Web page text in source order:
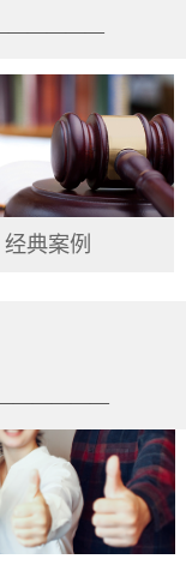
——————
经典案例
——————